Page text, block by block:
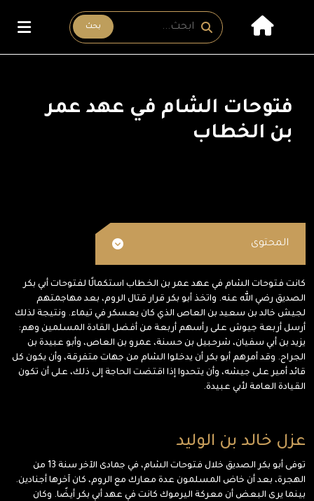
بحث
فتوحات الشام في عهد عمر
بن الخطاب
المحتوى
كانت فتوحات الشام في عهد عمر بن الخطاب استكمالًا لفتوحات أبي بكر
الصديق رضي الله عنه. واتخذ أبو بكر قرار قتال الروم، بعد مهاجمتهم
لجيش خالد بن سعيد بن العاص الذي كان يعسكر في تيماء. ونتيجة لذلك
أرسل أربعة جيوش على رأسهم أربعة من أفضل القادة المسلمين وهم:
يزيد بن أبي سفيان، شرحبيل بن حسنة، عمرو بن العاص، وأبو عبيدة بن
الجراح. وقد أمرهم أبو بكر أن يدخلوا الشام من جهات متفرقة، وأن يكون كل
قائد أمير على جيشه، وأن يتحدوا إذا اقتضت الحاجة إلى ذلك، على أن تكون
القيادة العامة لأبي عبيدة.
عزل خالد بن الوليد
توفى أبو بكر الصديق خلال فتوحات الشام، في جمادى الآخر سنة 13 من
الهجرة، بعد أن خاض المسلمون عدة معارك مع الروم، كان آخرها أجنادين.
بينما يرى البعض أن معركة اليرموك كانت في عهد أبي بكر أيضًا. وكان